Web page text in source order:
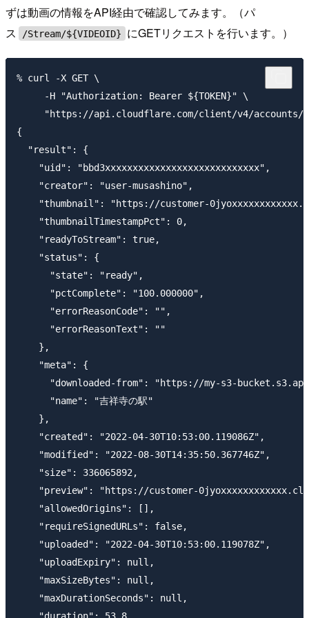
ずは動画の情報をAPI経由で確認してみます。（パ
ス
/Stream/${VIDEOID} にGETリクエストを行います。）
% curl -X GET \
     -H "Authorization: Bearer ${TOKEN}" \
"https://api.cloudflare.com/client/v4/accounts/
{
  "result": {
    "uid": "bbd3xxxxxxxxxxxxxxxxxxxxxxxxxxxx",
    "creator": "user-musashino",
"thumbnail": "https://customer-
    "thumbnailTimestampPct": 0,
    "readyToStream": true,
    "status": {
      "state": "ready",
      "pctComplete": "100.000000",
      "errorReasonCode": "",
      "errorReasonText": ""
    },
    "meta": {
"downloaded-from": "https://my-s3-
      "name": "吉祥寺の駅"
    },
    "created": "2022-04-30T10:53:00.119086Z",
    "modified": "2022-08-30T14:35:50.367746Z",
    "size": 336065892,
"preview": "https://customer-
    "allowedOrigins": [],
    "requireSignedURLs": false,
    "uploaded": "2022-04-30T10:53:00.119078Z",
    "uploadExpiry": null,
    "maxSizeBytes": null,
    "maxDurationSeconds": null,